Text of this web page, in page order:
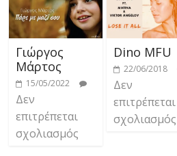
Γιώργος
Μάρτος
15/05/2022
Δεν
επιτρέπεται
σχολιασμός
Dino MFU
22/06/2018
Δεν
επιτρέπεται
σχολιασμός